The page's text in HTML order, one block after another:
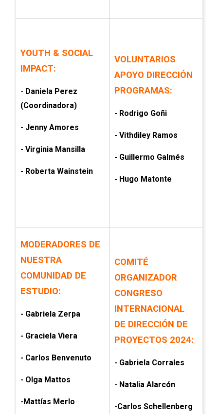
YOUTH & SOCIAL
IMPACT:
- Daniela Perez
(Coordinadora)
- Jenny Amores
- Virginia Mansilla
- Roberta Wainstein
VOLUNTARIOS
APOYO DIRECCIÓN
PROGRAMAS:
- Rodrigo Goñi
- Vithdiley Ramos
- Guillermo Galmés
- Hugo Matonte
MODERADORES DE
NUESTRA
COMUNIDAD DE
ESTUDIO:
- Gabriela Zerpa
- Graciela Viera
- Carlos Benvenuto
- Olga Mattos
-Mattías Merlo
COMITÉ
ORGANIZADOR
CONGRESO
INTERNACIONAL
DE DIRECCIÓN DE
PROYECTOS 2024:
- Gabriela Corrales
- Natalia Alarcón
-Carlos Schellenberg